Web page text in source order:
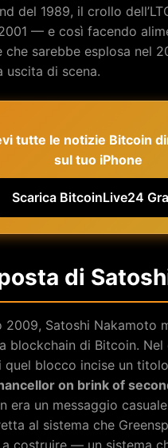
del 1989, il crollo
— e così facendo
che sarebbe esplosa nel
uscita di scena.
tutte le notizie Bitcoin
sul tuo iPhone
Scarica BitcoinLive24
di
2009, Satoshi Nakamoto
blockchain di Bitcoin. Nel
quel blocco incise un
on brink of
era un messaggio
al sistema che
costruire — un sistema